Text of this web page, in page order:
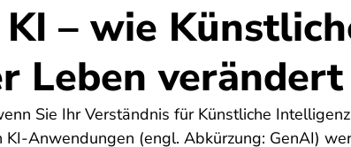
– wie
Leben verändert
Sie Ihr Verständnis für Künstliche
Anwendungen (engl. Abkürzung: GenAI)